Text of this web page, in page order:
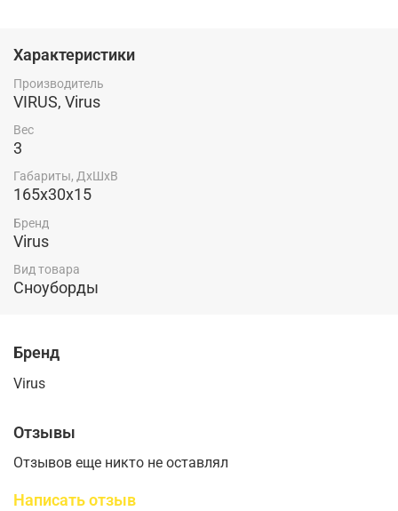
Характеристики
Производитель
VIRUS, Virus
Вес
3
Габариты, ДхШхВ
165х30х15
Бренд
Virus
Вид товара
Сноуборды
Бренд
Virus
Отзывы
Отзывов еще никто не оставлял
Написать отзыв